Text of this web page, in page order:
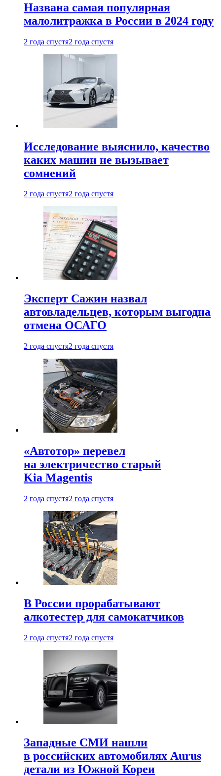
Названа самая популярная
малолитражка в России в 2024 году
2 года спустя2 года спустя
Исследование выяснило, качество
каких машин не вызывает
сомнений
2 года спустя2 года спустя
Эксперт Сажин назвал
автовладельцев, которым выгодна
отмена ОСАГО
2 года спустя2 года спустя
«Автотор» перевел
на электричество старый
Kia Magentis
2 года спустя2 года спустя
В России прорабатывают
алкотестер для самокатчиков
2 года спустя2 года спустя
Западные СМИ нашли
в российских автомобилях Aurus
детали из Южной Кореи